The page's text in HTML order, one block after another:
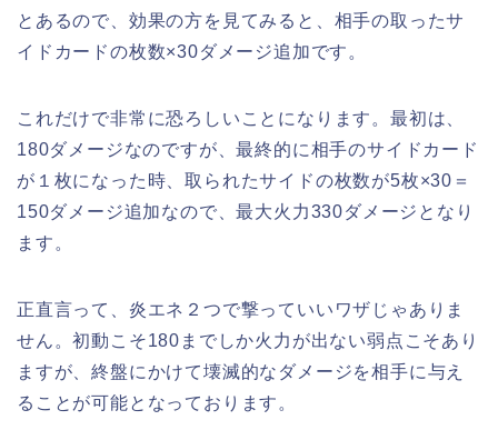
とあるので、効果の方を見てみると、相手の取ったサ
イドカードの枚数×30ダメージ追加です。
これだけで非常に恐ろしいことになります。最初は、
180ダメージなのですが、最終的に相手のサイドカード
が１枚になった時、取られたサイドの枚数が5枚×30＝
150ダメージ追加なので、最大火力330ダメージとなり
ます。
正直言って、炎エネ２つで撃っていいワザじゃありま
せん。初動こそ180までしか火力が出ない弱点こそあり
ますが、終盤にかけて壊滅的なダメージを相手に与え
ることが可能となっております。